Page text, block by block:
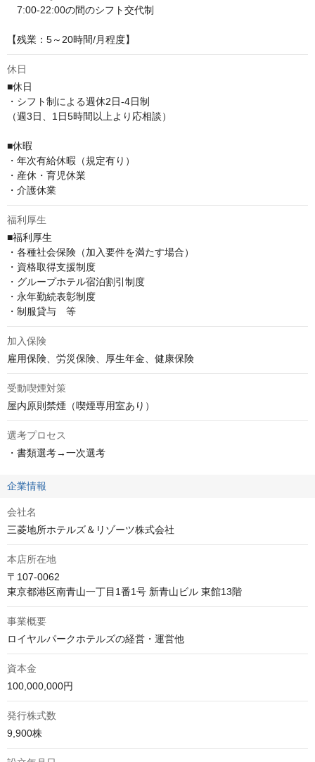
7:00-22:00の間のシフト交代制
【残業：5～20時間/月程度】
休日
■休日
・シフト制による週休2日-4日制
（週3日、1日5時間以上より応相談）
■休暇
・年次有給休暇（規定有り）
・産休・育児休業
・介護休業
福利厚生
■福利厚生
・各種社会保険（加入要件を満たす場合）
・資格取得支援制度
・グループホテル宿泊割引制度
・永年勤続表彰制度
・制服貸与　等
加入保険
雇用保険、労災保険、厚生年金、健康保険
受動喫煙対策
屋内原則禁煙（喫煙専用室あり）
選考プロセス
・書類選考→一次選考
企業情報
会社名
三菱地所ホテルズ＆リゾーツ株式会社
本店所在地
〒107-0062
東京都港区南青山一丁目1番1号 新青山ビル 東館13階
事業概要
ロイヤルパークホテルズの経営・運営他
資本金
100,000,000円
発行株式数
9,900株